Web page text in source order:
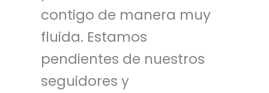
contigo de manera muy
fluida. Estamos
pendientes de nuestros
seguidores y